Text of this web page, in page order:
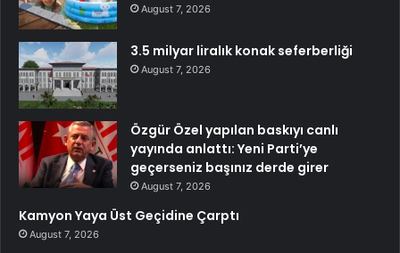
August 7, 2026
3.5 milyar liralık konak seferberliği
August 7, 2026
Özgür Özel yapılan baskıyı canlı
yayında anlattı: Yeni Parti’ye
geçerseniz başınız derde girer
August 7, 2026
Kamyon Yaya Üst Geçidine Çarptı
August 7, 2026